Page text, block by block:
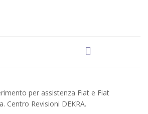
per assistenza Fiat e Fiat
Centro Revisioni DEKRA.